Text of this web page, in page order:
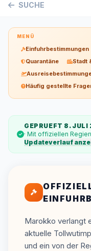
SUCHE
MENÜ
Einfuhrbestimmungen
Quarantäne
Stadt
Häufig gestellte
GEPRUEFT 8.
· Mit offiziellen
Updateverlauf
Marokko verlangt
aktuelle
und ein von der